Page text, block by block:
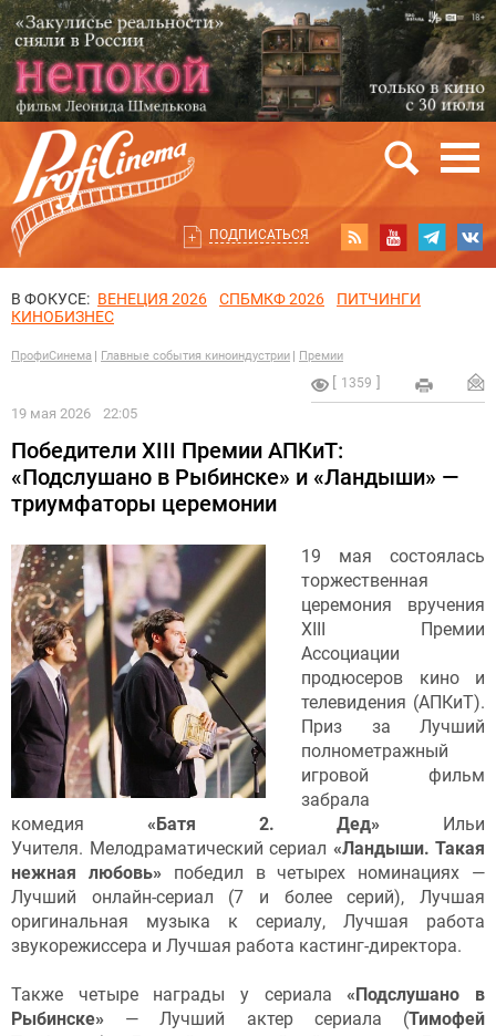
ПОДПИСАТЬСЯ
В ФОКУСЕ: ВЕНЕЦИЯ 2026 СПБМКФ 2026
ПИТЧИНГИ
КИНОБИЗНЕС
ПрофиСинема Главные события киноиндустрии Премии
1359
19 мая 2026 22:05
Победители XIII Премии АПКиТ:
«Подслушано в Рыбинске» и «Ландыши» —
триумфаторы церемонии
19 мая состоялась
торжественная
церемония вручения
XIII Премии
Ассоциации
продюсеров кино и
телевидения (АПКиТ).
Приз за Лучший
полнометражный
игровой фильм
забрала
комедия «Батя 2. Дед»
Ильи
Учителя. Мелодраматический сериал «Ландыши. Такая
нежная любовь» победил в четырех номинациях —
Лучший онлайн-сериал (7 и более серий), Лучшая
оригинальная музыка к сериалу, Лучшая работа
звукорежиссера и Лучшая работа кастинг-директора.
Также четыре награды у сериала«Подслушано в
Рыбинске» — Лучший актер сериала (Тимофей